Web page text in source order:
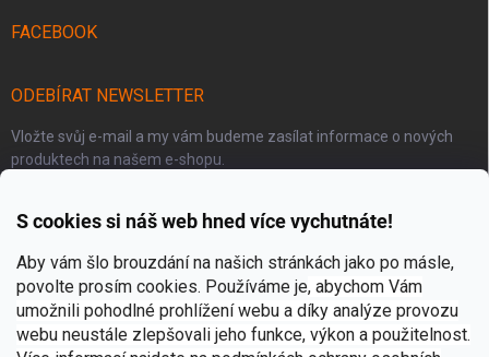
S cookies si náš web hned více vychutnáte!
Aby vám šlo brouzdání na našich stránkách jako po másle,
povolte prosím cookies. Používáme je, abychom Vám
umožnili pohodlné prohlížení webu a díky analýze provozu
webu neustále zlepšovali jeho funkce, výkon a použitelnost.
FACEBOOK
ODEBÍRAT NEWSLETTER
Vložte svůj e-mail a my vám budeme zasílat informace o nových
produktech na našem e-shopu.
E-MAIL
Přihlásit se